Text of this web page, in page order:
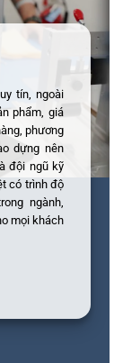
tín, ngoài
phẩm, giá
phương
dựng nên
đội ngũ kỹ
có trình độ
ngành,
mọi khách